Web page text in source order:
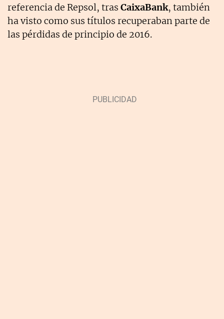
referencia de Repsol, tras CaixaBank, también
ha visto como sus títulos recuperaban parte de
las pérdidas de principio de 2016.